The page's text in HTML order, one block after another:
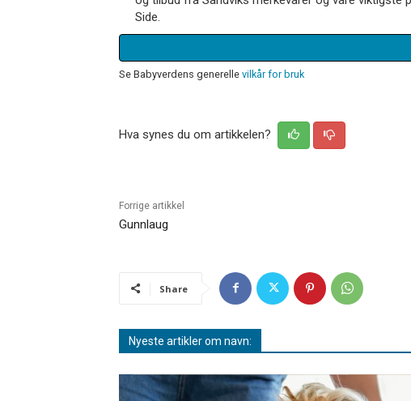
Side.
Se Babyverdens generelle vilkår for bruk
Hva synes du om artikkelen?
Forrige artikkel
Gunnlaug
Share
Nyeste artikler om navn: